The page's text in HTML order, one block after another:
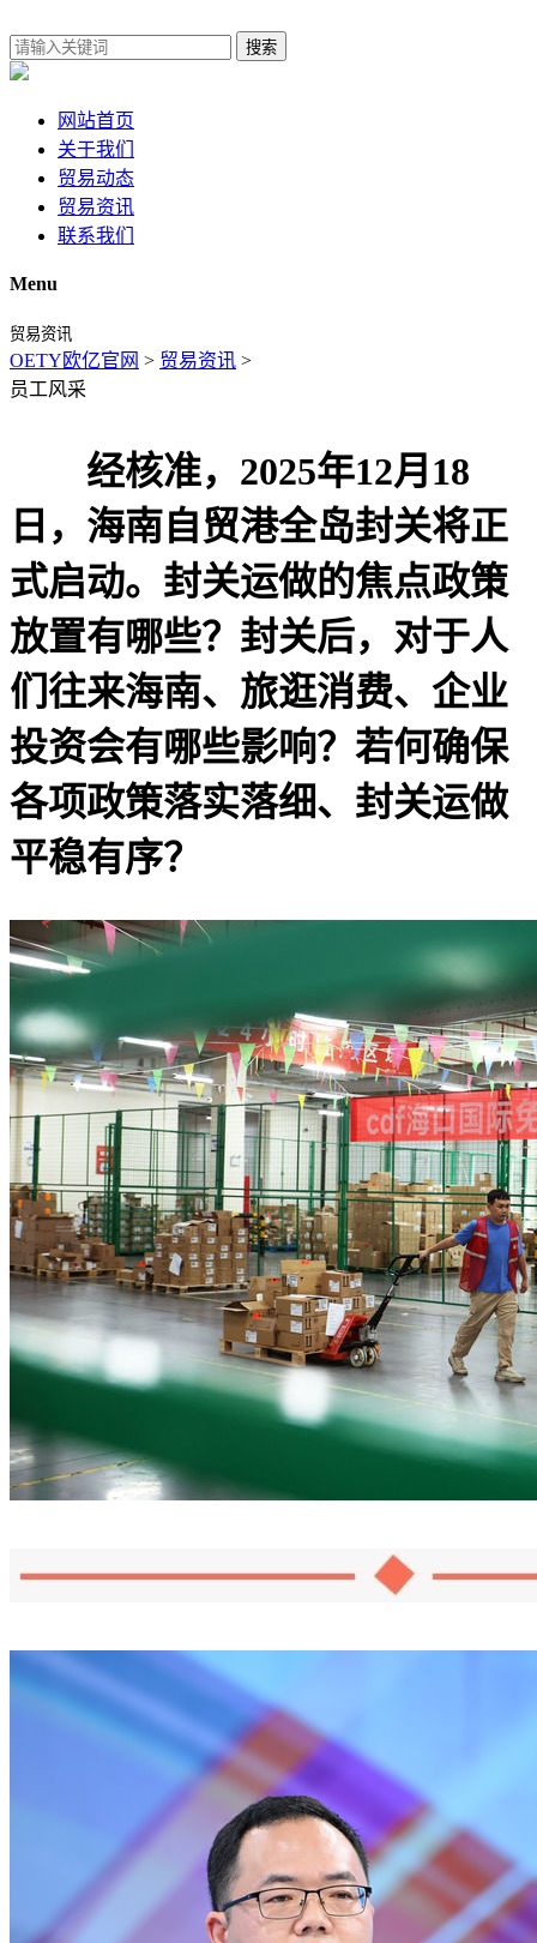
搜索
网站首页
关于我们
贸易动态
贸易资讯
联系我们
Menu
贸易资讯
OETY欧亿官网 > 贸易资讯 >
员工风采
经核准，2025年12月18
日，海南自贸港全岛封关将正
式启动。封关运做的焦点政策
放置有哪些？封关后，对于人
们往来海南、旅逛消费、企业
投资会有哪些影响？若何确保
各项政策落实落细、封关运做
平稳有序？